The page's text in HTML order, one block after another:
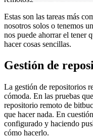
Estas son las tareas más
nosotros solos o tenemos
nos puede ahorrar el tener
hacer cosas sencillas.
Gestión de
La gestión de repositorios
cómoda. En las pruebas
repositorio remoto de
que hacer nada. En
configurado y haciendo
cómo hacerlo.